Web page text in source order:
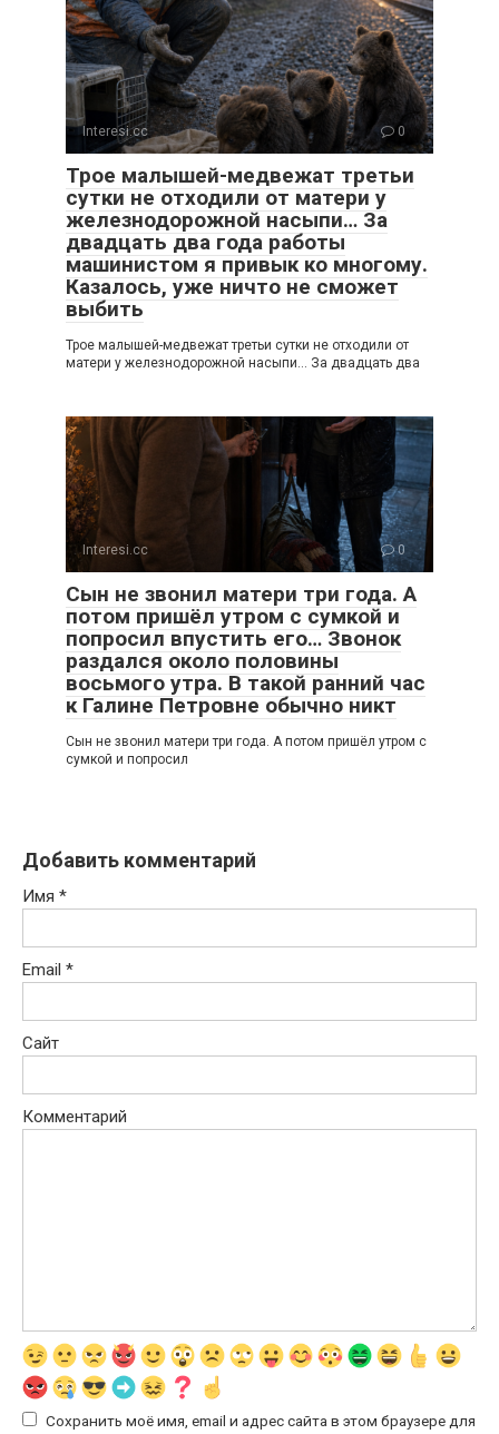
Interesi.cc 0
Трое малышей-медвежат третьи
сутки не отходили от матери у
железнодорожной насыпи… За
двадцать два года работы
машинистом я привык ко многому.
Казалось, уже ничто не сможет
выбить
Трое малышей-медвежат третьи сутки не отходили от
матери у железнодорожной насыпи… За двадцать два
Interesi.cc 0
Сын не звонил матери три года. А
потом пришёл утром с сумкой и
попросил впустить его… Звонок
раздался около половины
восьмого утра. В такой ранний час
к Галине Петровне обычно никт
Сын не звонил матери три года. А потом пришёл утром с
сумкой и попросил
Добавить комментарий
Имя *
Email *
Сайт
Комментарий
Сохранить моё имя, email и адрес сайта в этом браузере для